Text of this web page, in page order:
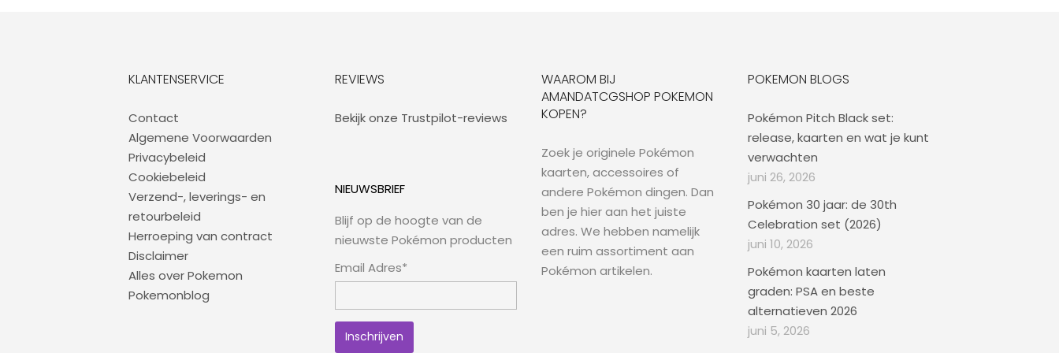
KLANTENSERVICE
Contact
Algemene Voorwaarden
Privacybeleid
Cookiebeleid
Verzend-, leverings- en
retourbeleid
Herroeping van contract
Disclaimer
Alles over Pokemon
Pokemonblog
REVIEWS
Bekijk onze Trustpilot-reviews
NIEUWSBRIEF
Blijf op de hoogte van de
nieuwste Pokémon producten
Email Adres*
WAAROM BIJ
AMANDATCGSHOP POKEMON
KOPEN?
Zoek je originele Pokémon
kaarten, accessoires of
andere Pokémon dingen. Dan
ben je hier aan het juiste
adres. We hebben namelijk
een ruim assortiment aan
Pokémon artikelen.
POKEMON BLOGS
Pokémon Pitch Black set:
release, kaarten en wat je kunt
verwachten
juni 26, 2026
Pokémon 30 jaar: de 30th
Celebration set (2026)
juni 10, 2026
Pokémon kaarten laten
graden: PSA en beste
alternatieven 2026
juni 5, 2026